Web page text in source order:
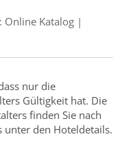
Online Katalog |
nur die
Gültigkeit hat. Die
finden Sie nach
unter den Hoteldetails.